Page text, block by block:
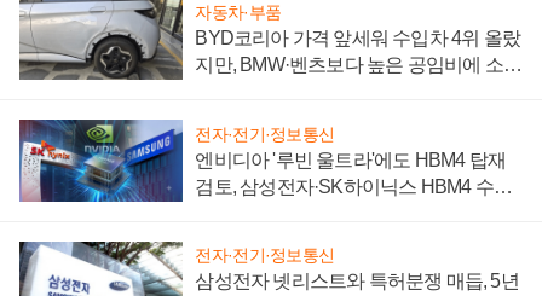
자동차·부품
BYD코리아 가격 앞세워 수입차 4위 올랐
지만, BMW·벤츠보다 높은 공임비에 소비
전자·전기·정보통신
엔비디아 '루빈 울트라'에도 HBM4 탑재
검토, 삼성전자·SK하이닉스 HBM4 수율
전자·전기·정보통신
삼성전자 넷리스트와 특허분쟁 매듭, 5년